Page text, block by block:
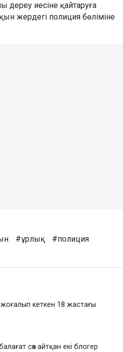
дереу иесіне қайтаруға
жердегі полиция бөліміне
#ұрлық
#полиция
кеткен 18 жастағы
сөз айтқан екі блогер